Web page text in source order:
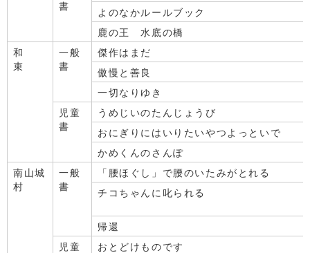
書
よのなかルールブック
鹿の王 水底の橋
和
束
一般
書
傑作はまだ
傲慢と善良
一切なりゆき
児童
書
うめじいのたんじょうび
おにぎりにはいりたいやつよっといで
かめくんのさんぽ
南山城
村
一般
書
「腰ほぐし」で腰のいたみがとれる
チコちゃんに叱られる
帰還
児童
おとどけものです